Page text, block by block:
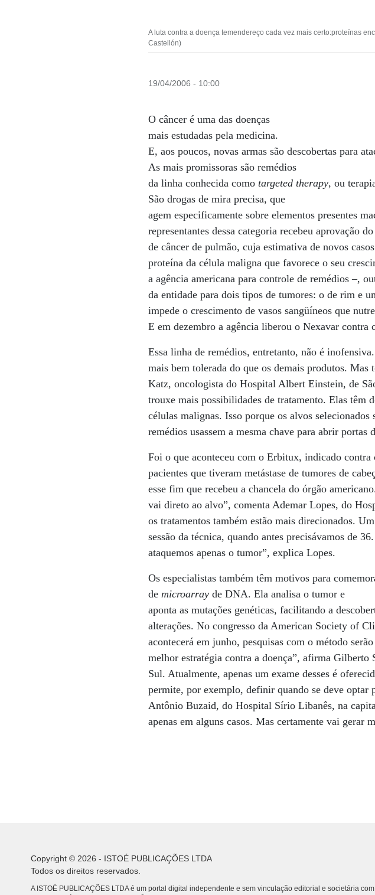
A luta contra a doença temendereço cada vez mais certo:proteínas
Castellón)
19/04/2006 - 10:00
O câncer é uma das doenças
mais estudadas pela medicina.
E, aos poucos, novas armas são descobertas para
As mais promissoras são remédios
da linha conhecida como targeted therapy, ou
São drogas de mira precisa, que
agem especificamente sobre elementos presentes
representantes dessa categoria recebeu aprovação
de câncer de pulmão, cuja estimativa de novos
proteína da célula maligna que favorece o seu
a agência americana para controle de remédios –,
da entidade para dois tipos de tumores: o de rim e
impede o crescimento de vasos sangüíneos que
E em dezembro a agência liberou o Nexavar contra
Essa linha de remédios, entretanto, não é
mais bem tolerada do que os demais produtos.
Katz, oncologista do Hospital Albert Einstein, de
trouxe mais possibilidades de tratamento. Elas têm
células malignas. Isso porque os alvos
remédios usassem a mesma chave para abrir portas
Foi o que aconteceu com o Erbitux, indicado
pacientes que tiveram metástase de tumores de
esse fim que recebeu a chancela do órgão
vai direto ao alvo”, comenta Ademar Lopes, do
os tratamentos também estão mais direcionados.
sessão da técnica, quando antes precisávamos de
ataquemos apenas o tumor”, explica Lopes.
Os especialistas também têm motivos para
demicroarrayde DNA. Ela analisa o tumor e
aponta as mutações genéticas, facilitando a
alterações. No congresso da American Society of
acontecerá em junho, pesquisas com o método
melhor estratégia contra a doença”, afirma
Sul. Atualmente, apenas um exame desses é
permite, por exemplo, definir quando se deve
Antônio Buzaid, do Hospital Sírio Libanês, na
apenas em alguns casos. Mas certamente vai gerar
Copyright © 2026 - ISTOÉ PUBLICAÇÕES LTDA
Todos os direitos reservados.
A ISTOÉ PUBLICAÇÕES LTDA é um portal digital independente e sem vinculação editorial e societária